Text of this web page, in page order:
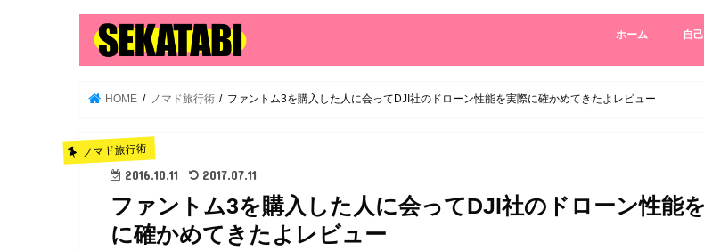
ホーム 自
HOME ノマド旅行術 ファントム3を購入した人に会ってDJI社のドローン性能を実際に確かめてきたよレビュー
ノマド旅行術
2016.10.11 2017.07.11
ファントム3を購入した人に会ってDJI社のドローン性能
に確かめてきたよレビュー